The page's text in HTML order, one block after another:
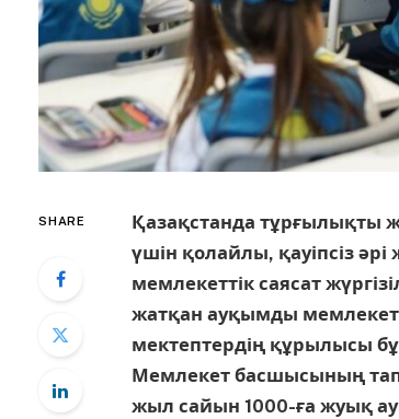
SHARE
Қазақстанда тұрғылықты
үшін қолайлы, қауіпсіз
мемлекеттік саясат
жатқан ауқымды
мектептердің құрылысы
Мемлекет басшысының
жыл сайын 1000-ға жуық